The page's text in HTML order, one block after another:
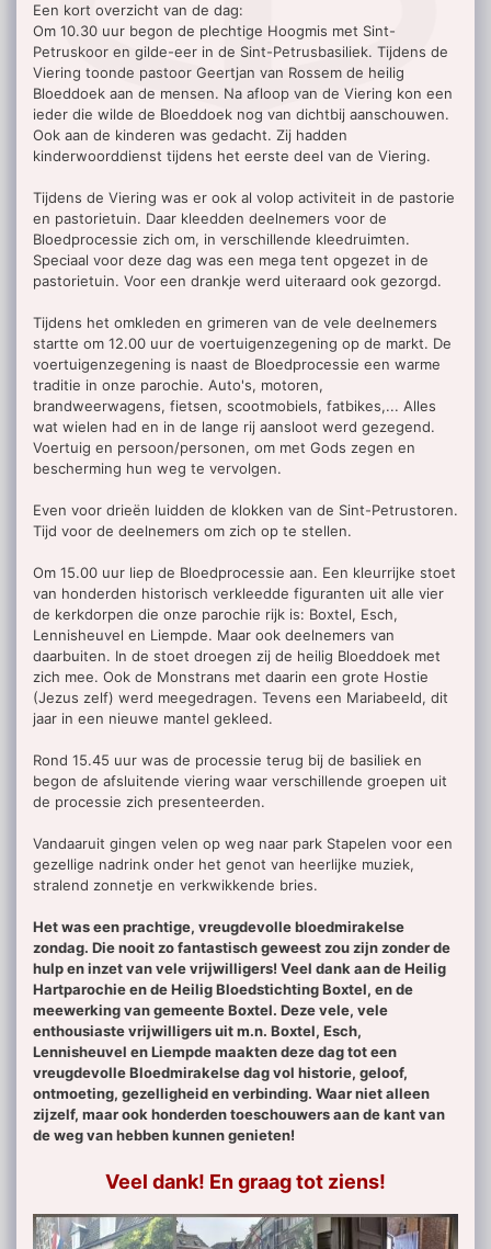
Een kort overzicht van de dag:
Om 10.30 uur begon de plechtige Hoogmis met Sint-
Petruskoor en gilde-eer in de Sint-Petrusbasiliek. Tijdens de
Viering toonde pastoor Geertjan van Rossem de heilig
Bloeddoek aan de mensen. Na afloop van de Viering kon een
ieder die wilde de Bloeddoek nog van dichtbij aanschouwen.
Ook aan de kinderen was gedacht. Zij hadden
kinderwoorddienst tijdens het eerste deel van de Viering.
Tijdens de Viering was er ook al volop activiteit in de pastorie
en pastorietuin. Daar kleedden deelnemers voor de
Bloedprocessie zich om, in verschillende kleedruimten.
Speciaal voor deze dag was een mega tent opgezet in de
pastorietuin. Voor een drankje werd uiteraard ook gezorgd.
Tijdens het omkleden en grimeren van de vele deelnemers
startte om 12.00 uur de voertuigenzegening op de markt. De
voertuigenzegening is naast de Bloedprocessie een warme
traditie in onze parochie. Auto's, motoren,
brandweerwagens, fietsen, scootmobiels, fatbikes,... Alles
wat wielen had en in de lange rij aansloot werd gezegend.
Voertuig en persoon/personen, om met Gods zegen en
bescherming hun weg te vervolgen.
Even voor drieën luidden de klokken van de Sint-Petrustoren.
Tijd voor de deelnemers om zich op te stellen.
Om 15.00 uur liep de Bloedprocessie aan. Een kleurrijke stoet
van honderden historisch verkleedde figuranten uit alle vier
de kerkdorpen die onze parochie rijk is: Boxtel, Esch,
Lennisheuvel en Liempde. Maar ook deelnemers van
daarbuiten. In de stoet droegen zij de heilig Bloeddoek met
zich mee. Ook de Monstrans met daarin een grote Hostie
(Jezus zelf) werd meegedragen. Tevens een Mariabeeld, dit
jaar in een nieuwe mantel gekleed.
Rond 15.45 uur was de processie terug bij de basiliek en
begon de afsluitende viering waar verschillende groepen uit
de processie zich presenteerden.
Vandaaruit gingen velen op weg naar park Stapelen voor een
gezellige nadrink onder het genot van heerlijke muziek,
stralend zonnetje en verkwikkende bries.
Het was een prachtige, vreugdevolle bloedmirakelse
zondag. Die nooit zo fantastisch geweest zou zijn zonder de
hulp en inzet van vele vrijwilligers! Veel dank aan de Heilig
Hartparochie en de Heilig Bloedstichting Boxtel, en de
meewerking van gemeente Boxtel. Deze vele, vele
enthousiaste vrijwilligers uit m.n. Boxtel, Esch,
Lennisheuvel en Liempde maakten deze dag tot een
vreugdevolle Bloedmirakelse dag vol historie, geloof,
ontmoeting, gezelligheid en verbinding. Waar niet alleen
zijzelf, maar ook honderden toeschouwers aan de kant van
de weg van hebben kunnen genieten!
Veel dank! En graag tot ziens!